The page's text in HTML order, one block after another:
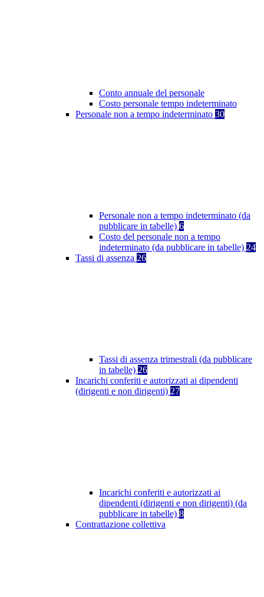
Conto annuale del personale
Costo personale tempo indeterminato
Personale non a tempo indeterminato 30
Personale non a tempo indeterminato (da
pubblicare in tabelle) 6
Costo del personale non a tempo
indeterminato (da pubblicare in tabelle) 24
Tassi di assenza 26
Tassi di assenza trimestrali (da pubblicare
in tabelle) 26
Incarichi conferiti e autorizzati ai dipendenti
(dirigenti e non dirigenti) 27
Incarichi conferiti e autorizzati ai
dipendenti (dirigenti e non dirigenti) (da
pubblicare in tabelle) 8
Contrattazione collettiva